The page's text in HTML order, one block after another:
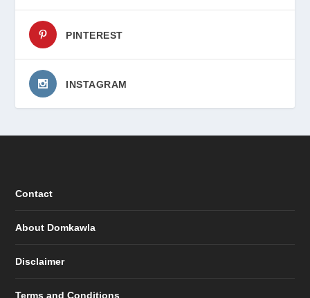
PINTEREST
INSTAGRAM
Contact
About Domkawla
Disclaimer
Terms and Conditions